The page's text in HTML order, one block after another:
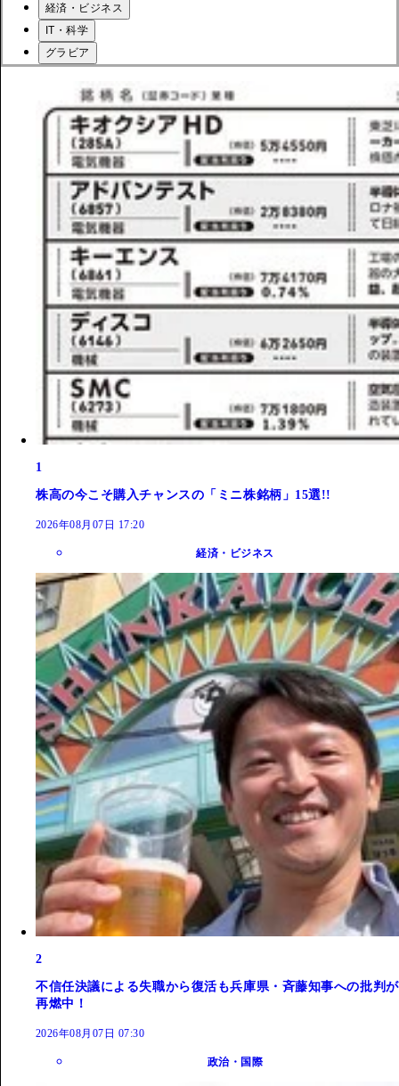
経済・ビジネス
IT・科学
グラビア
1
株高の今こそ購入チャンスの「ミニ株銘柄」15選!!
2026年08月07日 17:20
経済・ビジネス
2
不信任決議による失職から復活も兵庫県・斉藤知事への批判が
再燃中！
2026年08月07日 07:30
政治・国際